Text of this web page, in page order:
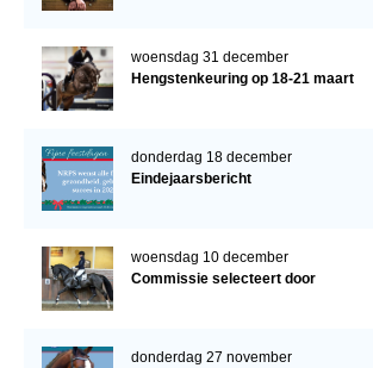
woensdag 31 december
Hengstenkeuring op 18-21 maart
donderdag 18 december
Eindejaarsbericht
woensdag 10 december
Commissie selecteert door
donderdag 27 november